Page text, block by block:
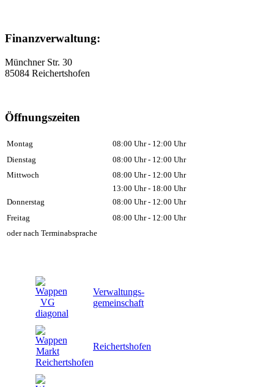
Finanzverwaltung:
Münchner Str. 30
85084 Reichertshofen
Öffnungszeiten
Montag
08:00 Uhr - 12:00 Uhr
Dienstag
08:00 Uhr - 12:00 Uhr
Mittwoch
08:00 Uhr - 12:00 Uhr
13:00 Uhr - 18:00 Uhr
Donnerstag
08:00 Uhr - 12:00 Uhr
Freitag
08:00 Uhr - 12:00 Uhr
oder nach Terminabsprache
Verwaltungs-
gemeinschaft
Reichertshofen